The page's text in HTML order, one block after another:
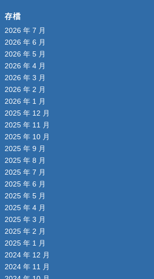
存檔
2026 年 7 月
2026 年 6 月
2026 年 5 月
2026 年 4 月
2026 年 3 月
2026 年 2 月
2026 年 1 月
2025 年 12 月
2025 年 11 月
2025 年 10 月
2025 年 9 月
2025 年 8 月
2025 年 7 月
2025 年 6 月
2025 年 5 月
2025 年 4 月
2025 年 3 月
2025 年 2 月
2025 年 1 月
2024 年 12 月
2024 年 11 月